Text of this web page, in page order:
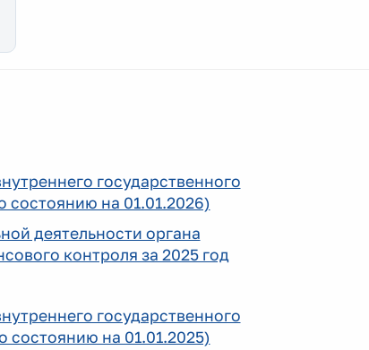
государственного
состоянию на 01.01.2026)
деятельности органа
контроля за 2025 год
государственного
состоянию на 01.01.2025)